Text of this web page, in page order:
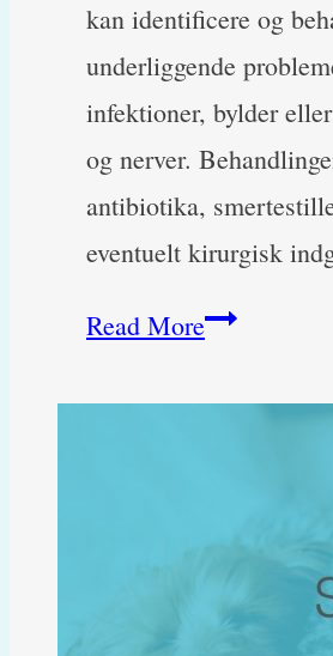
kan identificere og
underliggende
infektioner, bylder
og nerver.
antibiotika,
eventuelt kirurgisk
Read MoreMin
er